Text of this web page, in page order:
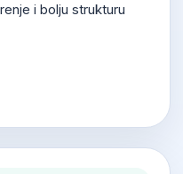
i bolju strukturu